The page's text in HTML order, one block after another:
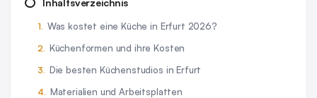
Inhaltsverzeichnis
Was kostet eine Küche in Erfurt 2026?
Küchenformen und ihre Kosten
Die besten Küchenstudios in Erfurt
Materialien und Arbeitsplatten